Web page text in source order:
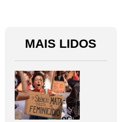
MAIS LIDOS